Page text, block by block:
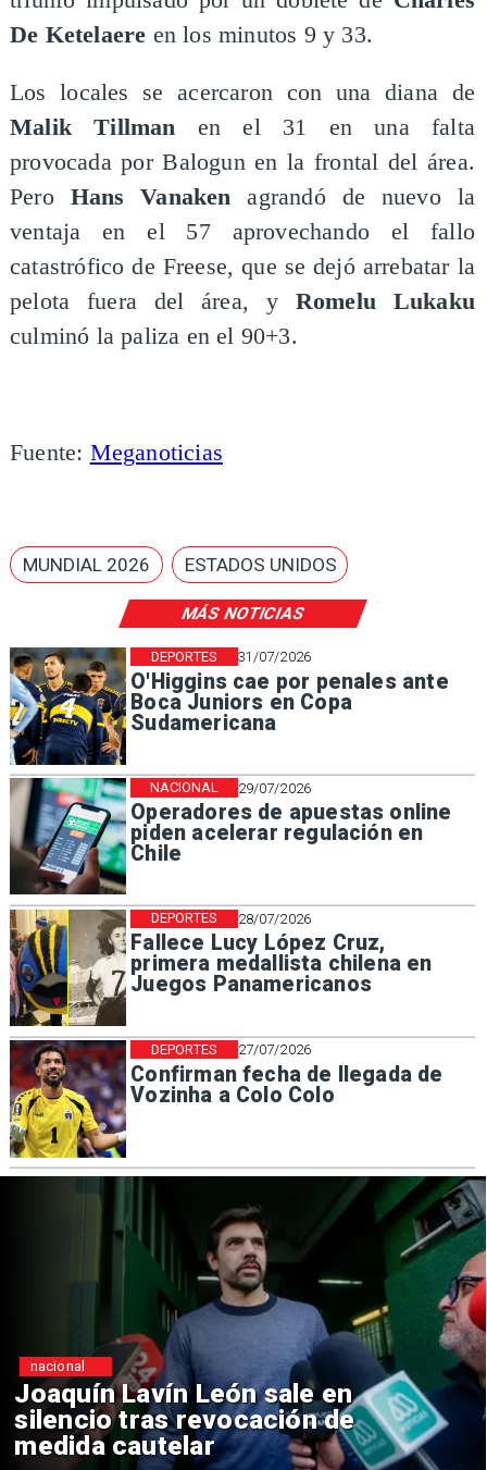
MÁS NOTICIAS
31/07/2026
O'Higgins cae por penales ante
Boca Juniors en Copa
Sudamericana
DEPORTES
29/07/2026
Operadores de apuestas online
piden acelerar regulación en
Chile
NACIONAL
28/07/2026
Fallece Lucy López Cruz,
primera medallista chilena en
Juegos Panamericanos
DEPORTES
27/07/2026
Confirman fecha de llegada de
Vozinha a Colo Colo
DEPORTES
De Ketelaere en los minutos 9 y 33.
Los locales se acercaron con una diana de
Malik Tillman en el 31 en una falta
provocada por Balogun en la frontal del área.
Pero Hans Vanaken agrandó de nuevo la
ventaja en el 57 aprovechando el fallo
catastrófico de Freese, que se dejó arrebatar la
pelota fuera del área, y Romelu Lukaku
culminó la paliza en el 90+3.
Fuente: Meganoticias
MUNDIAL 2026 ESTADOS UNIDOS
Chile y Venezuela formalizan
reinicio de relaciones
consulares
nacional